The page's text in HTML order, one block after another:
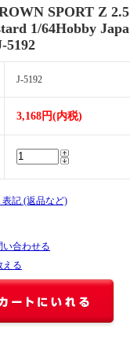
SPORT Z 2.5
1/64Hobby Japa
5192
J-5192
3,168円(内税)
記 (返品など)
い合わせる
える